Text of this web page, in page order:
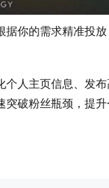
你的需求精准投放
人主页信息、发
粉丝瓶颈，提